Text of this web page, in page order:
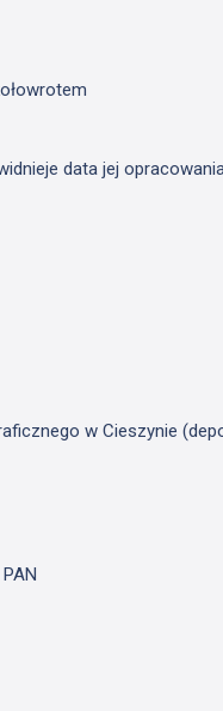
data jej
w Cieszynie